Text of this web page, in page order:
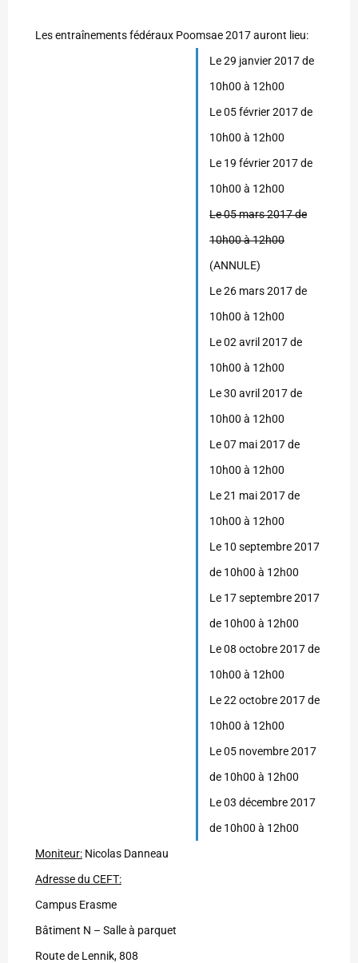
Les entraînements fédéraux Poomsae 2017 auront lieu:
Le 29 janvier 2017 de
10h00 à 12h00
Le 05 février 2017 de
10h00 à 12h00
Le 19 février 2017 de
10h00 à 12h00
Le 05 mars 2017 de
10h00 à 12h00
(ANNULE)
Le 26 mars 2017 de
10h00 à 12h00
Le 02 avril 2017 de
10h00 à 12h00
Le 30 avril 2017 de
10h00 à 12h00
Le 07 mai 2017 de
10h00 à 12h00
Le 21 mai 2017 de
10h00 à 12h00
Le 10 septembre 2017
de 10h00 à 12h00
Le 17 septembre 2017
de 10h00 à 12h00
Le 08 octobre 2017 de
10h00 à 12h00
Le 22 octobre 2017 de
10h00 à 12h00
Le 05 novembre 2017
de 10h00 à 12h00
Le 03 décembre 2017
de 10h00 à 12h00
Moniteur: Nicolas Danneau
Adresse du CEFT:
Campus Erasme
Bâtiment N – Salle à parquet
Route de Lennik, 808